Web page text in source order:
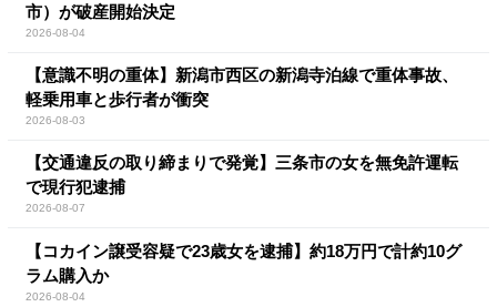
市）が破産開始決定
2026-08-04
【意識不明の重体】新潟市西区の新潟寺泊線で重体事故、
軽乗用車と歩行者が衝突
2026-08-03
【交通違反の取り締まりで発覚】三条市の女を無免許運転
で現行犯逮捕
2026-08-07
【コカイン譲受容疑で23歳女を逮捕】約18万円で計約10グ
ラム購入か
2026-08-04